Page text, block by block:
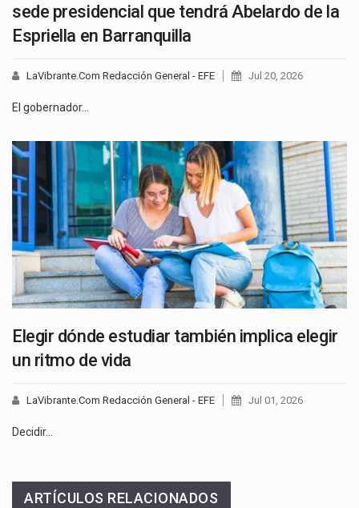
sede presidencial que tendrá Abelardo de la
Espriella en Barranquilla
LaVibrante.Com Redacción General - EFE Jul 20, 2026
El gobernador…
Elegir dónde estudiar también implica elegir
un ritmo de vida
LaVibrante.Com Redacción General - EFE Jul 01, 2026
Decidir…
ARTÍCULOS RELACIONADOS